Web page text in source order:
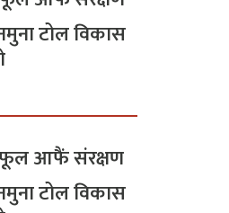
टोल विकास
फूल आफैं संरक्षण
टोल विकास